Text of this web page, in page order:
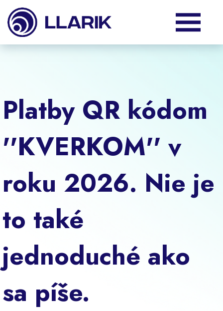
Podpora
O nás
Klienti
Blog
Kontakt
Platby QR kódom
''KVERKOM'' v
roku 2026. Nie je
to také
jednoduché ako
sa píše.